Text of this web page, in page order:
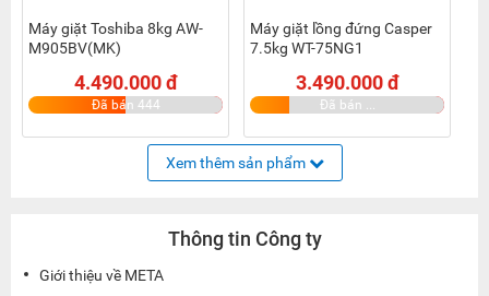
Máy giặt Toshiba 8kg AW-
M905BV(MK)
4.490.000 đ
Đã bán 444
Máy giặt lồng đứng Casper
7.5kg WT-75NG1
3.490.000 đ
Đã bán ...
Xem thêm sản phẩm
Thông tin Công ty
Giới thiệu về META